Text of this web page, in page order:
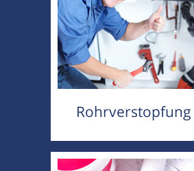
Rohrverstopfung